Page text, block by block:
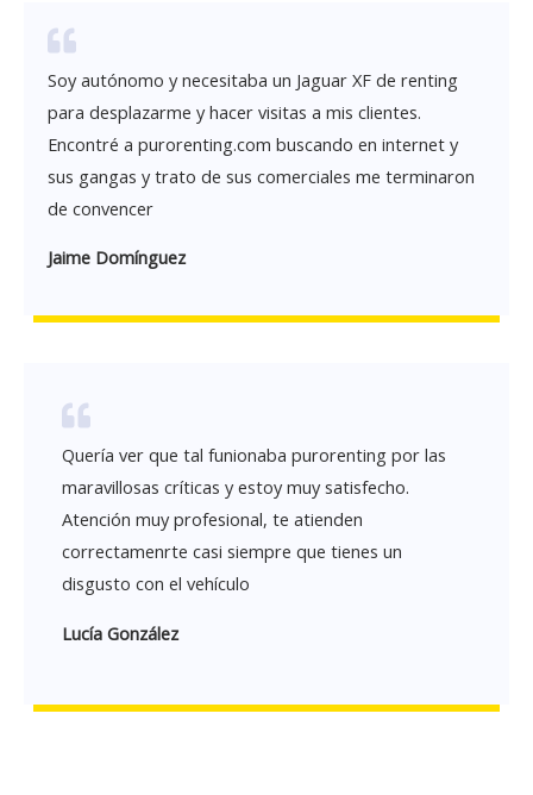
Soy autónomo y necesitaba un Jaguar XF de renting
para desplazarme y hacer visitas a mis clientes.
Encontré a purorenting.com buscando en internet y
sus gangas y trato de sus comerciales me terminaron
de convencer
Jaime Domínguez
Quería ver que tal funionaba purorenting por las
maravillosas críticas y estoy muy satisfecho.
Atención muy profesional, te atienden
correctamenrte casi siempre que tienes un
disgusto con el vehículo
Lucía González